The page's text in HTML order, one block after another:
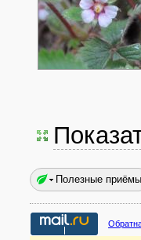
Полезные приёмы